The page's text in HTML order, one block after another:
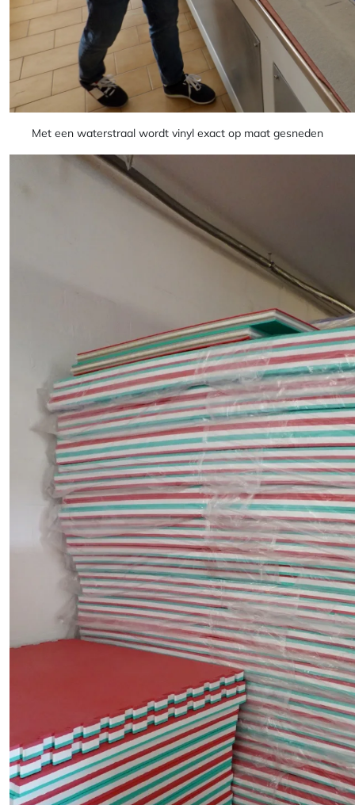
Met een waterstraal wordt vinyl exact op maat gesneden